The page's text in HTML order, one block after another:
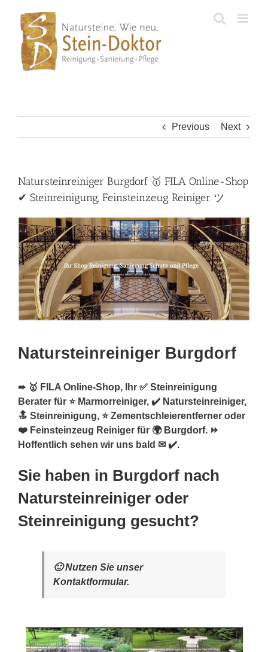
content
Previous Next
Natursteinreiniger Burgdorf 🥇 FILA Online-Shop
✔ Steinreinigung, Feinsteinzeug Reiniger ツ
Natursteinreiniger Burgdorf
➨ 🥇 FILA Online-Shop, Ihr ✅ Steinreinigung
Berater für ⭐ Marmorreiniger, ✔️ Natursteinreiniger,
🔝 Steinreinigung, ⭐ Zementschleierentferner oder
❤️ Feinsteinzeug Reiniger für 🌍 Burgdorf. ⏩
Hoffentlich sehen wir uns bald ✉ ✔️.
Sie haben in Burgdorf nach
Natursteinreiniger oder
Steinreinigung gesucht?
🙂 Nutzen Sie unser
Kontaktformular.